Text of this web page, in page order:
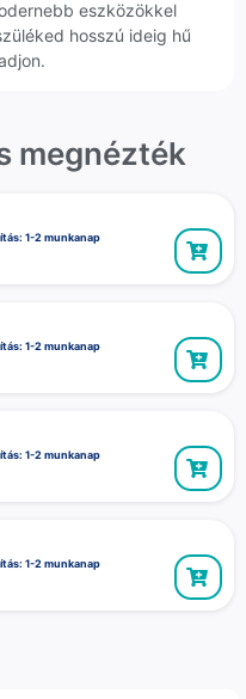
eszközökkel
hosszú ideig hű
megnézték
1-2 munkanap
1-2 munkanap
1-2 munkanap
1-2 munkanap